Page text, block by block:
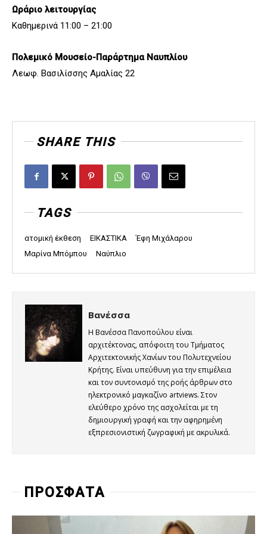
Ωράριο λειτουργίας
Καθημερινά 11:00 – 21:00
Πολεμικό Μουσείο-Παράρτημα Ναυπλίου
Λεωφ. Βασιλίσσης Αμαλίας 22
SHARE THIS
TAGS
ατομική έκθεση ΕΙΚΑΣΤΙΚΑ
Έφη Μιχάλαρου
Μαρίνα Μπόμπου
Ναύπλιο
Βανέσσα
Η Βανέσσα Πανοπούλου είναι
αρχιτέκτονας, απόφοιτη του Τμήματος
Αρχιτεκτονικής Χανίων του Πολυτεχνείου
Κρήτης. Είναι υπεύθυνη για την επιμέλεια
και τον συντονισμό της ροής άρθρων στο
ηλεκτρονικό μαγκαζίνο artviews. Στον
ελεύθερο χρόνο της ασχολείται με τη
δημιουργική γραφή και την αφηρημένη
εξπρεσιονιστική ζωγραφική με ακρυλικά.
ΠΡΟΣΦΑΤΑ